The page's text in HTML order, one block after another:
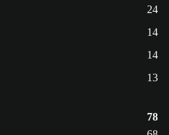
24
14
14
13
78